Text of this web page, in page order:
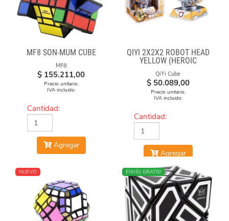
MF8 SON-MUM CUBE
MF8
$ 155.211,00
Precio unitario.
IVA incluido.
Cantidad:
Agregar
QIYI 2X2X2 ROBOT HEAD
YELLOW (HEROIC
LEADER)
QiYi Cube
$ 50.089,00
Precio unitario.
IVA incluido.
Cantidad:
Agregar
NUEVO NUEVO
ENVÍO GRATIS!